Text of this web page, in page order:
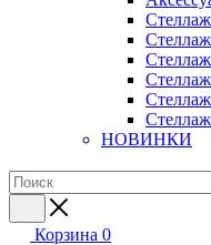
НОВИНКИ
Корзина 0